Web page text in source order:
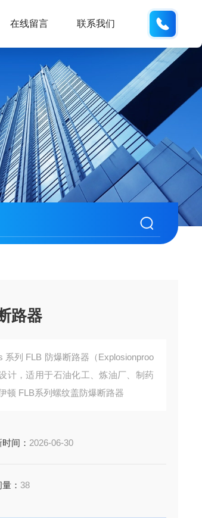
在线留言 联系我们
路器
系列 FLB 防爆断路器（Explosionproo
计，适用于石油化工、炼油厂、制药
顿 FLB系列螺纹盖防爆断路器
间： 2026-06-30
： 38